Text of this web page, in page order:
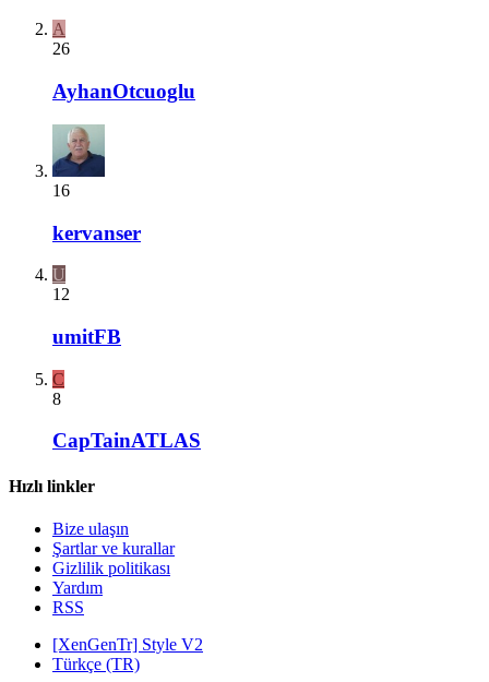
A
26
AyhanOtcuoglu
16
kervanser
U
12
umitFB
C
8
CapTainATLAS
Hızlı linkler
Bize ulaşın
Şartlar ve kurallar
Gizlilik politikası
Yardım
RSS
[XenGenTr] Style V2
Türkçe (TR)